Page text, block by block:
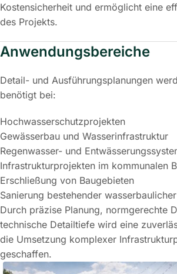
Kostensicherheit und ermöglicht eine
des Projekts.
Anwendungsbereiche
Detail- und Ausführungsplanungen
benötigt bei:
Hochwasserschutzprojekten
Gewässerbau und Wasserinfrastruktur
Regenwasser- und
Infrastrukturprojekten im kommunalen
Erschließung von Baugebieten
Sanierung bestehender
Durch präzise Planung, normgerechte
technische Detailtiefe wird eine
die Umsetzung komplexer
geschaffen.